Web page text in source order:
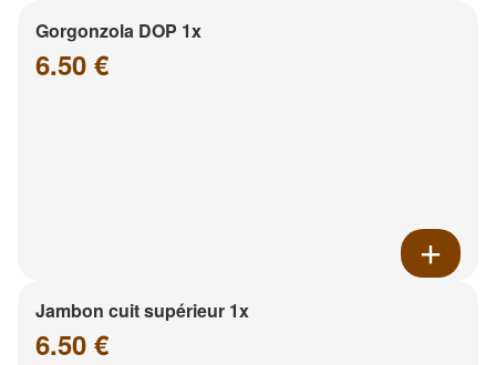
Gorgonzola DOP 1x
6.50 €
Jambon cuit supérieur 1x
6.50 €